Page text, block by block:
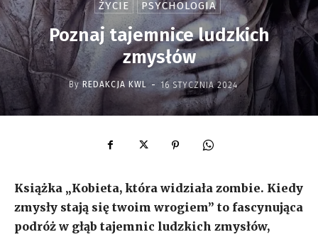
ŻYCIE PSYCHOLOGIA
Poznaj tajemnice ludzkich
zmysłów
By REDAKCJA KWL - 16 STYCZNIA 2024
Książka „Kobieta, która widziała zombie. Kiedy
zmysły stają się twoim wrogiem” to fascynująca
podróż w głąb tajemnic ludzkich zmysłów,